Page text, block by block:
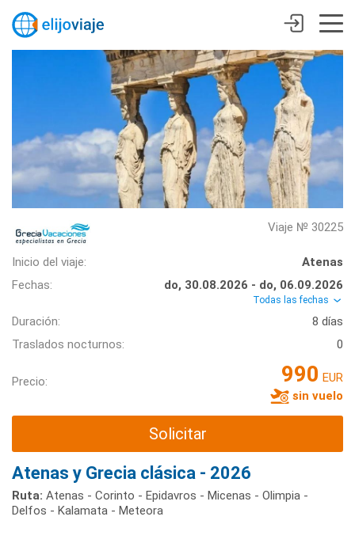
Viaje № 30225
Inicio del viaje:
Atenas
Fechas:
do, 30.08.2026 - do, 06.09.2026
Todas las fechas
Duración:
8 días
Traslados nocturnos:
0
Precio: 990 EUR
sin vuelo
Solicitar
Atenas y Grecia clásica - 2026
Ruta: Atenas - Corinto - Epidavros - Micenas - Olimpia -
Delfos - Kalamata - Meteora